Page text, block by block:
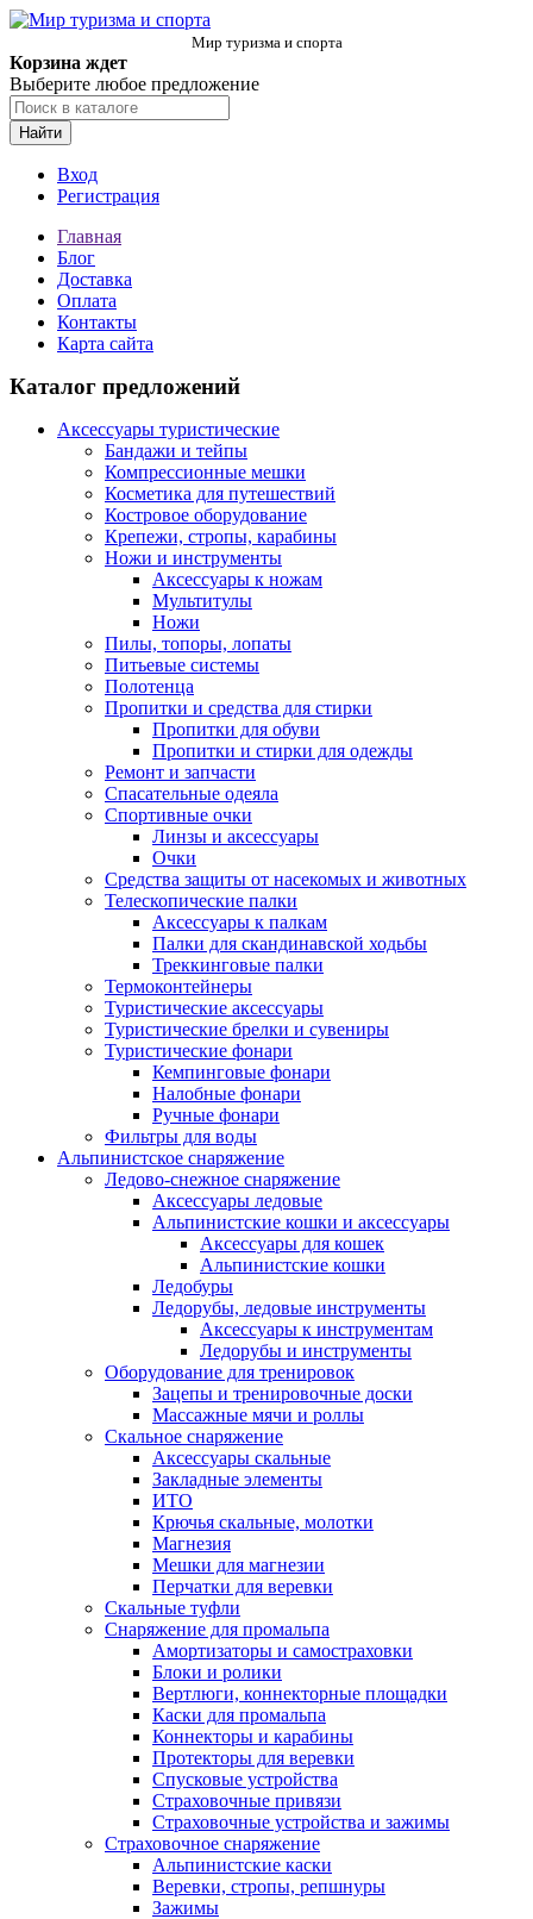
Мир туризма и спорта
Корзина ждет
Выберите любое предложение
Найти
Вход
Регистрация
Главная
Блог
Доставка
Оплата
Контакты
Карта сайта
Каталог предложений
Аксессуары туристические
Бандажи и тейпы
Компрессионные мешки
Косметика для путешествий
Костровое оборудование
Крепежи, стропы, карабины
Ножи и инструменты
Аксессуары к ножам
Мультитулы
Ножи
Пилы, топоры, лопаты
Питьевые системы
Полотенца
Пропитки и средства для стирки
Пропитки для обуви
Пропитки и стирки для одежды
Ремонт и запчасти
Спасательные одеяла
Спортивные очки
Линзы и аксессуары
Очки
Средства защиты от насекомых и животных
Телескопические палки
Аксессуары к палкам
Палки для скандинавской ходьбы
Треккинговые палки
Термоконтейнеры
Туристические аксессуары
Туристические брелки и сувениры
Туристические фонари
Кемпинговые фонари
Налобные фонари
Ручные фонари
Фильтры для воды
Альпинистское снаряжение
Ледово-снежное снаряжение
Аксессуары ледовые
Альпинистские кошки и аксессуары
Аксессуары для кошек
Альпинистские кошки
Ледобуры
Ледорубы, ледовые инструменты
Аксессуары к инструментам
Ледорубы и инструменты
Оборудование для тренировок
Зацепы и тренировочные доски
Массажные мячи и роллы
Скальное снаряжение
Аксессуары скальные
Закладные элементы
ИТО
Крючья скальные, молотки
Магнезия
Мешки для магнезии
Перчатки для веревки
Скальные туфли
Снаряжение для промальпа
Амортизаторы и самостраховки
Блоки и ролики
Вертлюги, коннекторные площадки
Каски для промальпа
Коннекторы и карабины
Протекторы для веревки
Спусковые устройства
Страховочные привязи
Страховочные устройства и зажимы
Страховочное снаряжение
Альпинистские каски
Веревки, стропы, репшнуры
Зажимы